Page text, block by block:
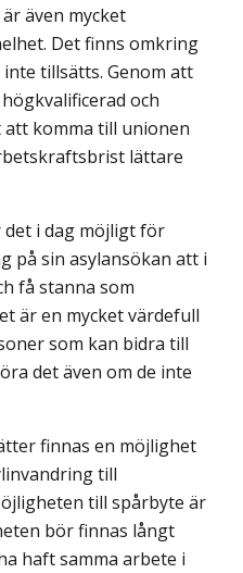
även mycket
Det finns omkring
tillsätts. Genom att
och
komma till unionen
lättare
i dag möjligt för
på sin asylansökan att i
få stanna som
är en mycket värdefull
som kan bidra till
det även om de inte
finnas en möjlighet
till
till spårbyte är
bör finnas långt
haft samma arbete i